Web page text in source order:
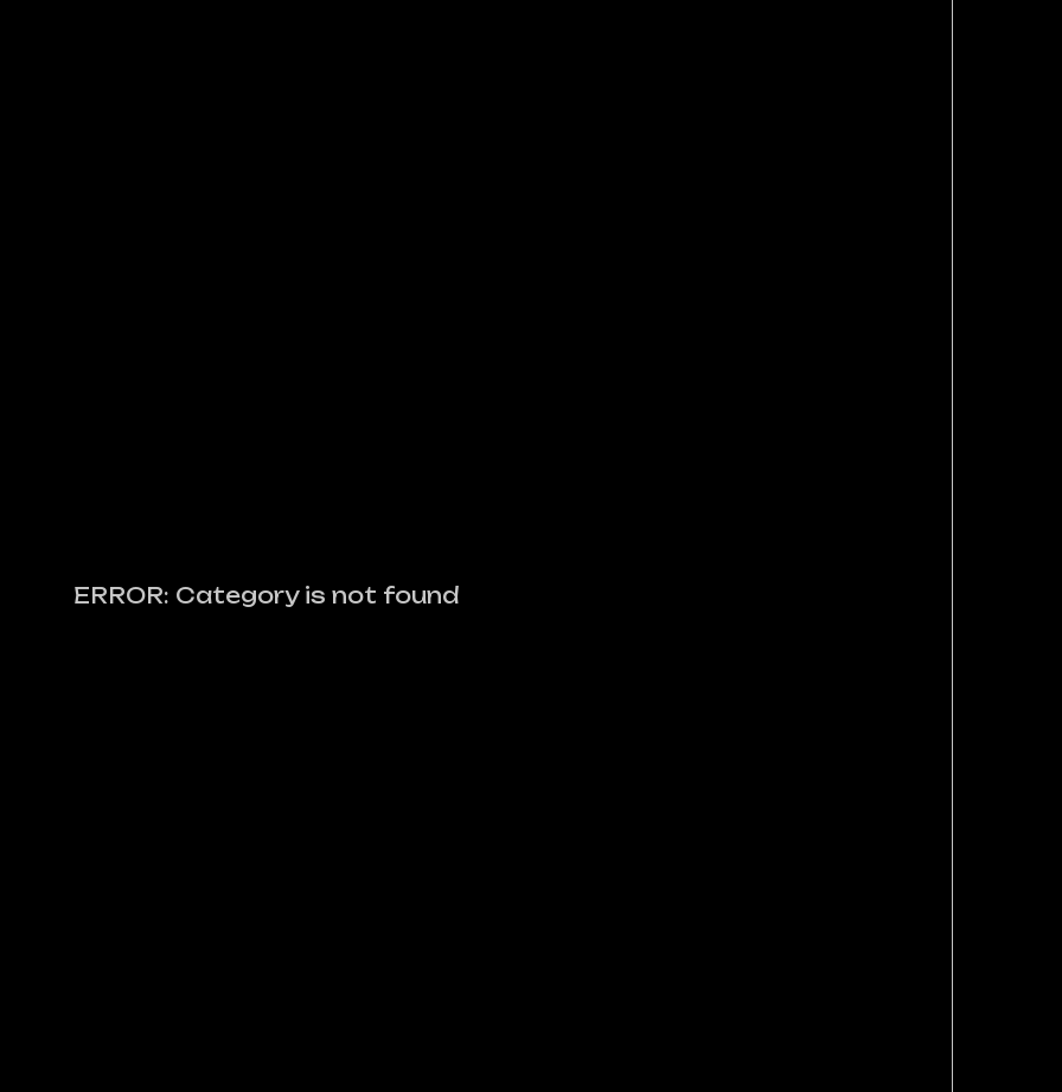
ERROR: Category is not found